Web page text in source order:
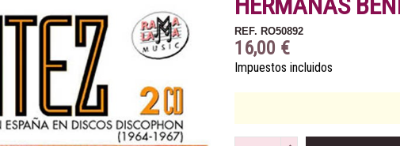
REF. RO50892
16,00 €
Impuestos incluidos